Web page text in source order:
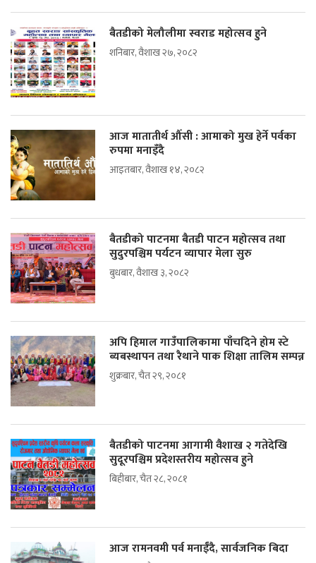
बैतडीको मेलौलीमा स्वराड महोत्सव हुने
शनिबार, वैशाख २७, २०८२
आज मातातीर्थ औँसी : आमाको मुख हेर्ने पर्वका
रुपमा मनाइँदै
आइतबार, वैशाख १४, २०८२
बैतडीको पाटनमा बैतडी पाटन महोत्सव तथा
सुदुरपश्चिम पर्यटन व्यापार मेला सुरु
बुधबार, वैशाख ३, २०८२
अपि हिमाल गाउँपालिकामा पाँचदिने होम स्टे
ब्यबस्थापन तथा रैथाने पाक शिक्षा तालिम सम्पन्न
शुक्रबार, चैत २९, २०८१
बैतडीको पाटनमा आगामी वैशाख २ गतेदेखि
सुदूरपश्चिम प्रदेशस्तरीय महोत्सव हुने
बिहीबार, चैत २८, २०८१
आज रामनवमी पर्व मनाईँदै, सार्वजनिक बिदा